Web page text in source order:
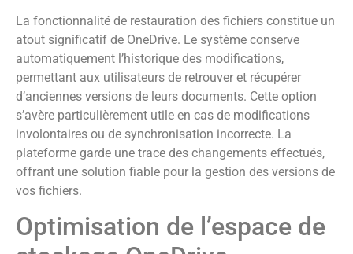
La fonctionnalité de restauration des fichiers constitue un
atout significatif de OneDrive. Le système conserve
automatiquement l’historique des modifications,
permettant aux utilisateurs de retrouver et récupérer
d’anciennes versions de leurs documents. Cette option
s’avère particulièrement utile en cas de modifications
involontaires ou de synchronisation incorrecte. La
plateforme garde une trace des changements effectués,
offrant une solution fiable pour la gestion des versions de
vos fichiers.
Optimisation de l’espace de